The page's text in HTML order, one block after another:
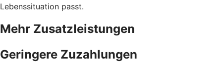
Lebenssituation passt.
Mehr Zusatzleistungen
Geringere Zuzahlungen